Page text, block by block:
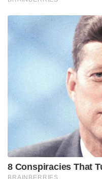
വ്യവസായി ഗുരുദ്വാര
ശക്തമായ ശേഷമാണ്
ശ്രദ്ധിച്ചതെന്നും
വിഷയത്തിൽ
ആവശ്യപ്പെട്ട് ഡൽഹി
കമ്മിറ്റി (DSGMC)
മന്ത്രാലയത്തിലെ
നടത്തി നിവേദനം
വിദേശകാര്യ
പുറത്തിറക്കിയ
ചരിത്രപ്രസിദ്ധമായ
പാകിസ്താൻ